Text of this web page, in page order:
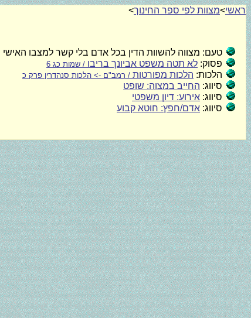
ראשי>מצוות לפי ספר החינוך>
טעם: מצווה להשוות הדין בכל אדם בלי קשר למצבו האישי
פסוק: לא תטה משפט אביונך בריבו / שמות כג 6
הלכות: הלכות מפורטות / רמב"ם -> הלכות סנהדרין פרק כ
סיווג: החייב במצוה: שופט
סיווג: אירוע: דיון משפטי
סיווג: אדם/חפץ: חוטא קבוע